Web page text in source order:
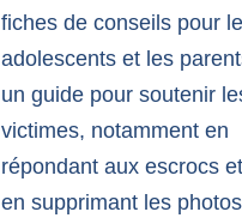
fiches de conseils pour
adolescents et les
un guide pour soutenir
victimes, notamment en
répondant aux escrocs et
en supprimant les